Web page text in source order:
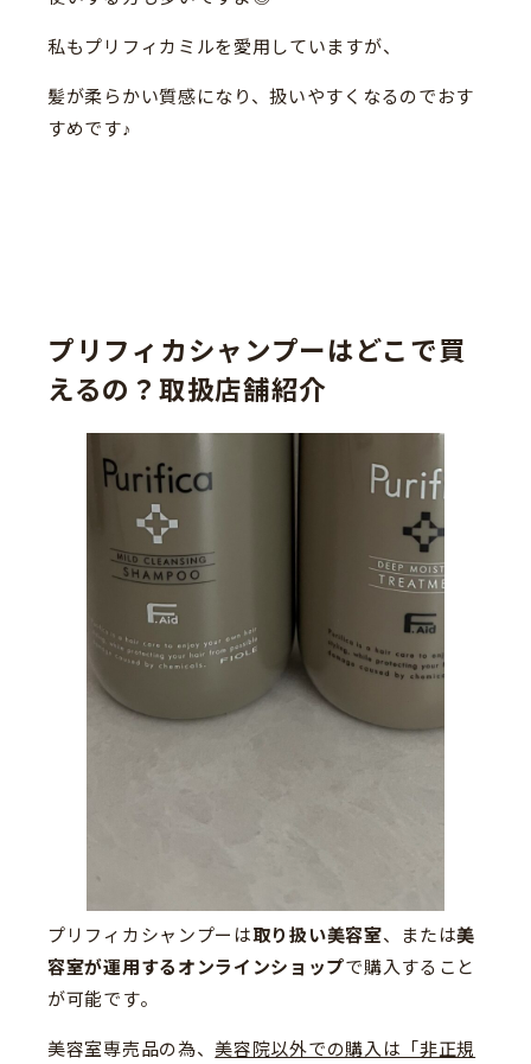
私もプリフィカミルを愛用していますが、
髪が柔らかい質感になり、扱いやすくなるのでおす
すめです♪
プリフィカシャンプーはどこで買
えるの？取扱店舗紹介
プリフィカシャンプーは取り扱い美容室、または美
容室が運用するオンラインショップで購入すること
が可能です。
美容室専売品の為、美容院以外での購入は「非正規